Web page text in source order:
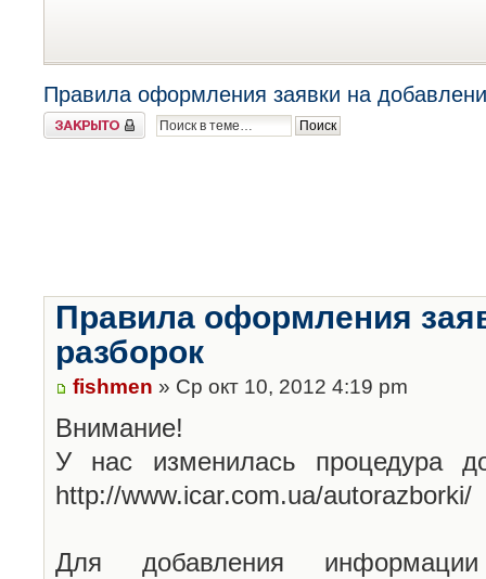
Правила оформления заявки на
Закрыто
Правила оформления
разборок
fishmen » Ср окт 10, 2012 4:19 pm
Внимание!
У нас изменилась процедура
http://www.icar.com.ua/autorazborki/
Для добавления